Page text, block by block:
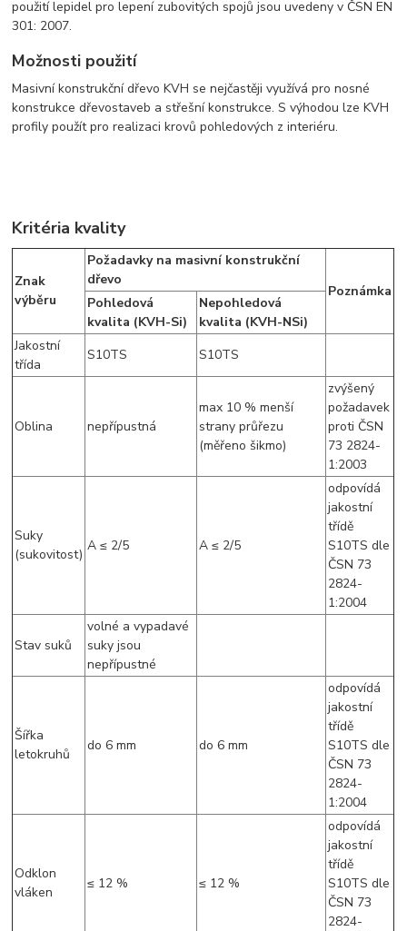
použití lepidel pro lepení zubovitých spojů jsou uvedeny v ČSN EN
301: 2007.
Možnosti použití
Masivní konstrukční dřevo KVH se nejčastěji využívá pro nosné
konstrukce dřevostaveb a střešní konstrukce. S výhodou lze KVH
profily použít pro realizaci krovů pohledových z interiéru.
Kritéria kvality
Znak
výběru
Požadavky na masivní konstrukční
dřevo
Poznámka
Pohledová
kvalita (KVH-Si)
Nepohledová
kvalita (KVH-NSi)
Jakostní
třída
S10TS S10TS
Oblina nepřípustná
max 10 % menší
strany průřezu
(měřeno šikmo)
zvýšený
požadavek
proti ČSN
73 2824-
1:2003
Suky
(sukovitost)
A ≤ 2/5 A ≤ 2/5
odpovídá
jakostní
třídě
S10TS dle
ČSN 73
2824-
1:2004
Stav suků
volné a vypadavé
suky jsou
nepřípustné
Šířka
letokruhů
do 6 mm do 6 mm
odpovídá
jakostní
třídě
S10TS dle
ČSN 73
2824-
1:2004
Odklon
vláken
≤ 12 % ≤ 12 %
odpovídá
jakostní
třídě
S10TS dle
ČSN 73
2824-